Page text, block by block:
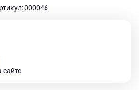
000046
сайте